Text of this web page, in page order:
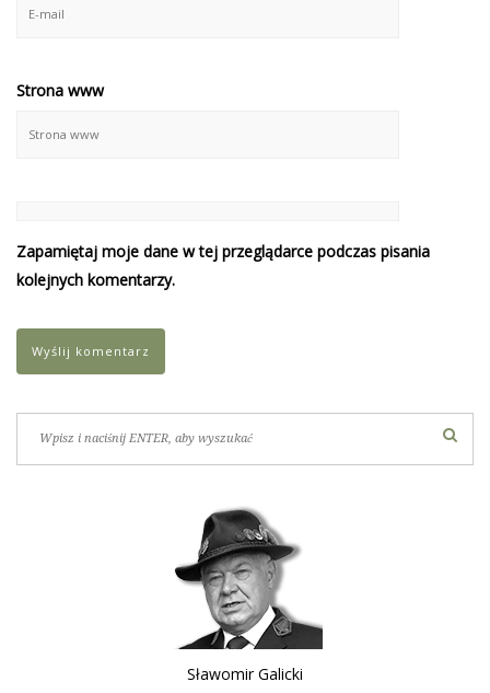
Strona www
Zapamiętaj moje dane w tej przeglądarce podczas pisania
kolejnych komentarzy.
Sławomir Galicki